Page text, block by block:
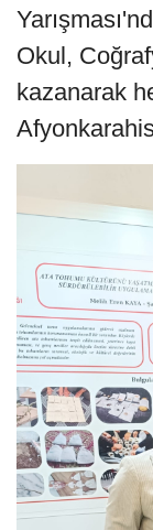
Okul,
kazanarak